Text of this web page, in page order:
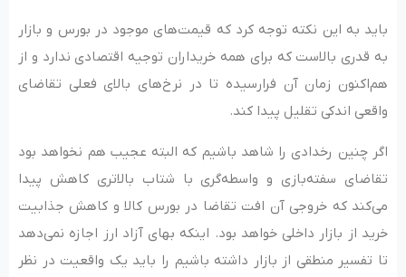
باید به این نکته توجه کرد که قیمت‌های موجود در بورس و بازار
به قدری بالاست که برای همه خریداران توجیه اقتصادی ندارد و از
هم‌اکنون زمان آن فرارسیده تا در نرخ‌های بالای فعلی تقاضای
واقعی اندکی تقلیل پیدا کند.
اگر چنین رخدادی را شاهد باشیم که البته عجیب هم نخواهد بود
تقاضای سفته‌بازی و واسطه‌گری با شتاب بالاتری کاهش پیدا
می‌کند که خروجی آن افت تقاضا در بورس کالا و کاهش جذابیت
خرید از بازار داخلی خواهد بود. اینکه بهای آزاد ارز اجازه نمی‌دهد
تا تفسیر منطقی از بازار داشته باشیم را باید یک واقعیت در نظر